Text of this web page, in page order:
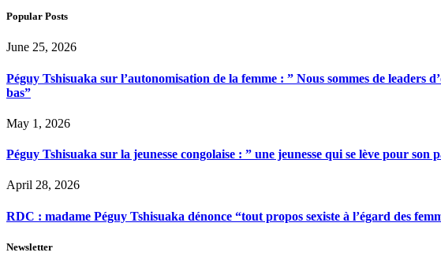
Popular Posts
June 25, 2026
Péguy Tshisuaka sur l’autonomisation de la femme : ” Nous sommes de
bas”
May 1, 2026
Péguy Tshisuaka sur la jeunesse congolaise : ” une jeunesse qui se lève pour son
April 28, 2026
RDC : madame Péguy Tshisuaka dénonce “tout propos sexiste à l’égard des
Newsletter